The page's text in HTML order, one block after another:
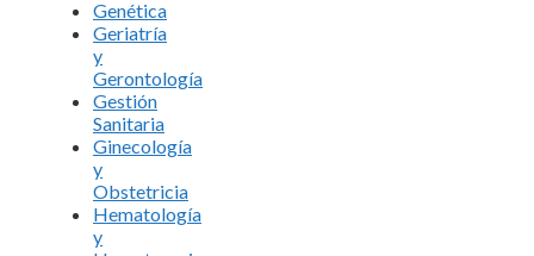
Genética
Geriatría
y
Gerontología
Gestión
Sanitaria
Ginecología
y
Obstetricia
Hematología
y